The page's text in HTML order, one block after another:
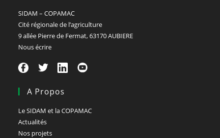
SIDAM – COPAMAC
Cité régionale de l’agriculture
9 allée Pierre de Fermat, 63170 AUBIERE
Nous écrire
A Propos
Le SIDAM et la COPAMAC
Actualités
Nos projets